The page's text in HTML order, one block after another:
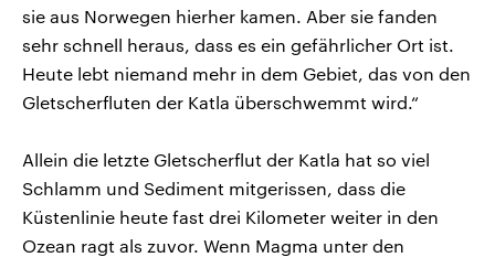
sie aus Norwegen hierher kamen. Aber sie fanden
sehr schnell heraus, dass es ein gefährlicher Ort ist.
Heute lebt niemand mehr in dem Gebiet, das von den
Gletscherfluten der Katla überschwemmt wird.“
Allein die letzte Gletscherflut der Katla hat so viel
Schlamm und Sediment mitgerissen, dass die
Küstenlinie heute fast drei Kilometer weiter in den
Ozean ragt als zuvor. Wenn Magma unter den